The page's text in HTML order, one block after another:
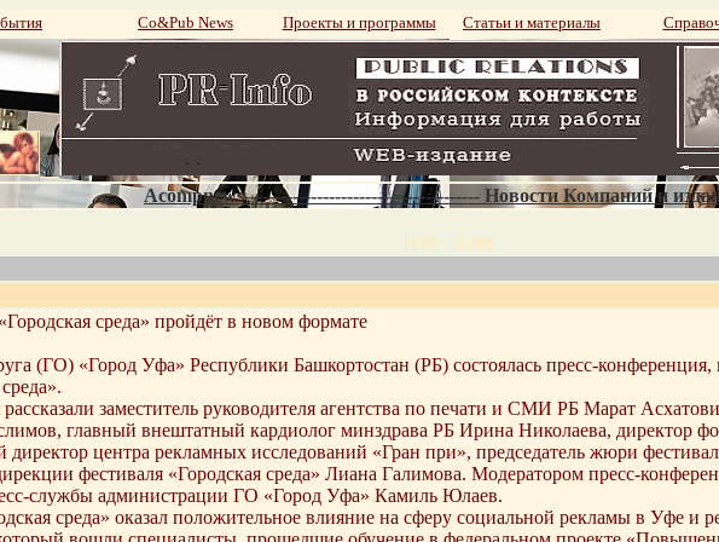
Со&Pub News Проекты и программы Статьи и материалы
Acompnews--------------------------------------- Новости Компаний и
. 3199 - 3199.
среда» пройдёт в новом формате
(ГО) «Город Уфа» Республики Башкортостан (РБ) состоялась пресс-
заместитель руководителя агентства по печати и СМИ РБ Марат
главный внештатный кардиолог минздрава РБ Ирина Николаева, директор
центра рекламных исследований «Гран при», председатель жюри
фестиваля «Городская среда» Лиана Галимова. Модератором пресс-
службы администрации ГО «Город Уфа» Камиль Юлаев.
среда» оказал положительное влияние на сферу социальной рекламы в Уфе и